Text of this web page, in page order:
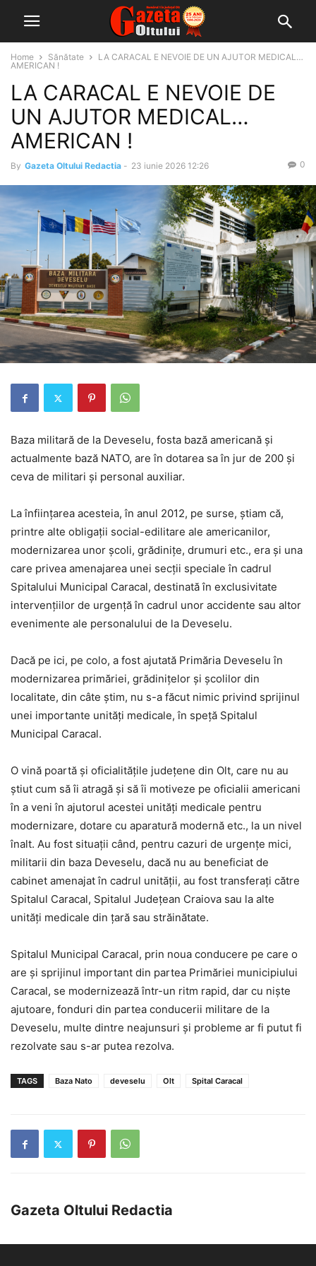
Home Sănătate
LA CARACAL E NEVOIE DE UN AJUTOR MEDICAL…
AMERICAN !
LA CARACAL E NEVOIE DE
UN AJUTOR MEDICAL…
AMERICAN !
By Gazeta Oltului Redactia - 23 iunie 2026 12:26 0
Baza militară de la Deveselu, fosta bază americană și
actualmente bază NATO, are în dotarea sa în jur de 200 și
ceva de militari și personal auxiliar.
La înființarea acesteia, în anul 2012, pe surse, știam că,
printre alte obligații social-edilitare ale americanilor,
modernizarea unor școli, grădinițe, drumuri etc., era și una
care privea amenajarea unei secții speciale în cadrul
Spitalului Municipal Caracal, destinată în exclusivitate
intervențiilor de urgență în cadrul unor accidente sau altor
evenimente ale personalului de la Deveselu.
Dacă pe ici, pe colo, a fost ajutată Primăria Deveselu în
modernizarea primăriei, grădinițelor și școlilor din
localitate, din câte știm, nu s-a făcut nimic privind sprijinul
unei importante unități medicale, în speță Spitalul
Municipal Caracal.
O vină poartă și oficialitățile județene din Olt, care nu au
știut cum să îi atragă și să îi motiveze pe oficialii americani
în a veni în ajutorul acestei unități medicale pentru
modernizare, dotare cu aparatură modernă etc., la un nivel
înalt. Au fost situații când, pentru cazuri de urgențe mici,
militarii din baza Deveselu, dacă nu au beneficiat de
cabinet amenajat în cadrul unității, au fost transferați către
Spitalul Caracal, Spitalul Județean Craiova sau la alte
unități medicale din țară sau străinătate.
Spitalul Municipal Caracal, prin noua conducere pe care o
are și sprijinul important din partea Primăriei municipiului
Caracal, se modernizează într-un ritm rapid, dar cu niște
ajutoare, fonduri din partea conducerii militare de la
Deveselu, multe dintre neajunsuri și probleme ar fi putut fi
rezolvate sau s-ar putea rezolva.
TAGS Baza Nato deveselu Olt Spital Caracal
Gazeta Oltului Redactia